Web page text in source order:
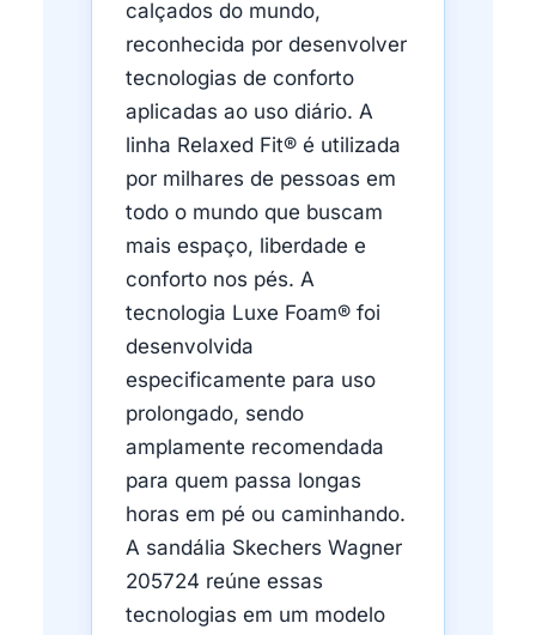
calçados do mundo,
reconhecida por desenvolver
tecnologias de conforto
aplicadas ao uso diário. A
linha Relaxed Fit® é utilizada
por milhares de pessoas em
todo o mundo que buscam
mais espaço, liberdade e
conforto nos pés. A
tecnologia Luxe Foam® foi
desenvolvida
especificamente para uso
prolongado, sendo
amplamente recomendada
para quem passa longas
horas em pé ou caminhando.
A sandália Skechers Wagner
205724 reúne essas
tecnologias em um modelo